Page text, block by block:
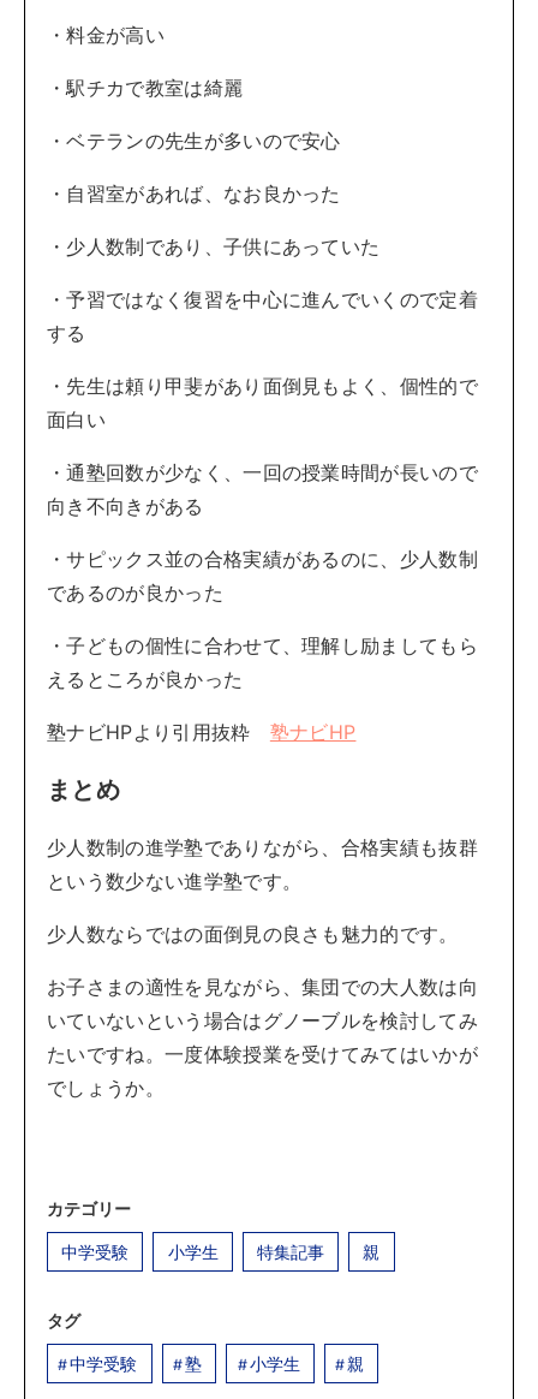
・料金が高い
・駅チカで教室は綺麗
・ベテランの先生が多いので安心
・自習室があれば、なお良かった
・少人数制であり、子供にあっていた
・予習ではなく復習を中心に進んでいくので定着
する
・先生は頼り甲斐があり面倒見もよく、個性的で
面白い
・通塾回数が少なく、一回の授業時間が長いので
向き不向きがある
・サピックス並の合格実績があるのに、少人数制
であるのが良かった
・子どもの個性に合わせて、理解し励ましてもら
えるところが良かった
塾ナビHPより引用抜粋 塾ナビHP
まとめ
少人数制の進学塾でありながら、合格実績も抜群
という数少ない進学塾です。
少人数ならではの面倒見の良さも魅力的です。
お子さまの適性を見ながら、集団での大人数は向
いていないという場合はグノーブルを検討してみ
たいですね。一度体験授業を受けてみてはいかが
でしょうか。
カテゴリー
中学受験 小学生 特集記事 親
タグ
中学受験 塾 小学生 親